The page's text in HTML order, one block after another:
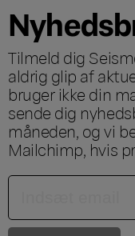
Tilmeld dig
aldrig glip af
bruger ikke din
sende dig
måneden, og vi
Mailchimp, hvis